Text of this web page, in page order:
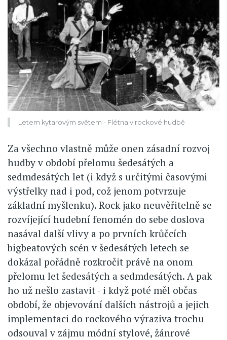
Letem kytarovým světem - Flétna v rockové hudbě
Za všechno vlastně může onen zásadní rozvoj
hudby v období přelomu šedesátých a
sedmdesátých let (i když s určitými časovými
výstřelky nad i pod, což jenom potvrzuje
základní myšlenku). Rock jako neuvěřitelně se
rozvíjející hudební fenomén do sebe doslova
nasával další vlivy a po prvních krůčcích
bigbeatových scén v šedesátých letech se
dokázal pořádně rozkročit právě na onom
přelomu let šedesátých a sedmdesátých. A pak
ho už nešlo zastavit - i když poté měl občas
období, že objevování dalších nástrojů a jejich
implementaci do rockového výraziva trochu
odsouval v zájmu módní stylové, žánrové